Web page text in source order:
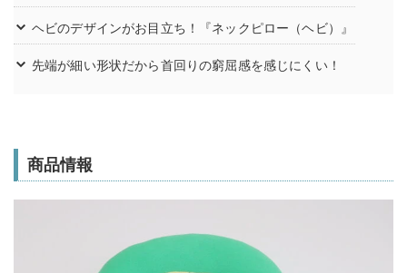
ヘビのデザインがお目立ち！『ネックピロー（ヘビ）』
先端が細い形状だから首回りの窮屈感を感じにくい！
商品情報